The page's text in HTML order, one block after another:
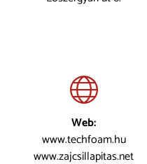
Web:
www.techfoam.hu
www.zajcsillapitas.net